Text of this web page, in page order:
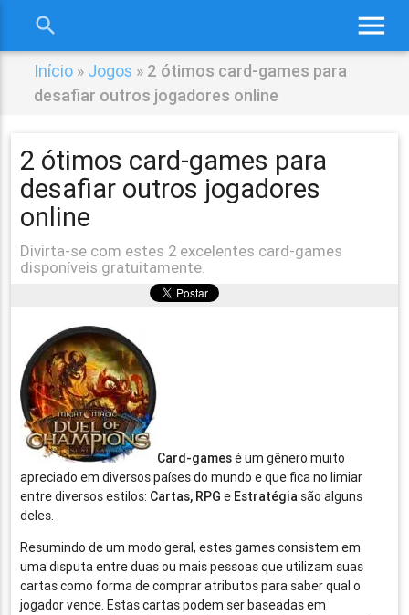
menu
search
Início » Jogos » 2 ótimos card-games para
desafiar outros jogadores online
2 ótimos card-games para
desafiar outros jogadores
online
Divirta-se com estes 2 excelentes card-games
disponíveis gratuitamente.
Card-gamesé um gênero muito
apreciado em diversos países do mundo e que fica no limiar
entre diversos estilos: Cartas, RPG e Estratégia são alguns
deles.
Resumindo de um modo geral, estes games consistem em
uma disputa entre duas ou mais pessoas que utilizam suas
cartas como forma de comprar atributos para saber qual o
jogador vence. Estas cartas podem ser baseadas em